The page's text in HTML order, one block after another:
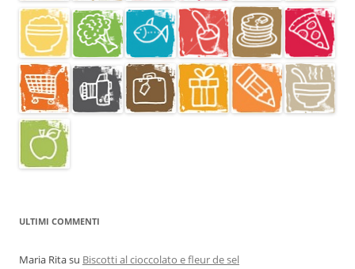
ULTIMI COMMENTI
Maria Ritasu Biscotti al cioccolato e fleur de sel